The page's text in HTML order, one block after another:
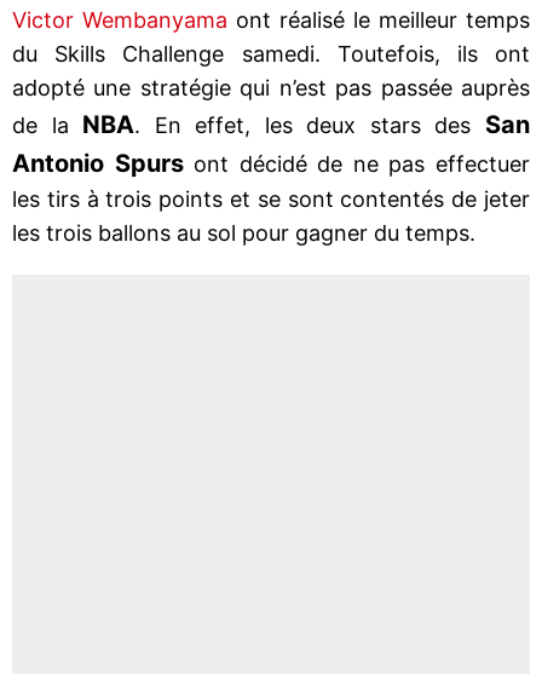
Victor Wembanyama ont réalisé le meilleur temps
du Skills Challenge samedi. Toutefois, ils ont
adopté une stratégie qui n’est pas passée auprès
de la NBA. En effet, les deux stars des San
Antonio Spursont décidé de ne pas effectuer
les tirs à trois points et se sont contentés de jeter
les trois ballons au sol pour gagner du temps.